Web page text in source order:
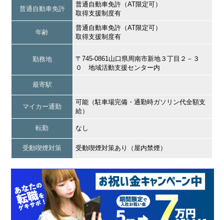
普通自動車免許
普通自動車免許（AT限定可）
取得支援制度有
年齢
普通自動車免許（AT限定可）
取得支援制度有
勤務地
〒745-0861山口県周南市新地３丁目２－３
０ 地域活動支援センター内
最寄駅
マイカー通勤
可能（駐車場完備・通勤時ガソリン代全額支
給）
転勤 なし
受動喫煙対策 受動喫煙対策あり（屋内禁煙）